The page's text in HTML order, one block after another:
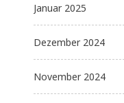
Januar 2025
Dezember 2024
November 2024